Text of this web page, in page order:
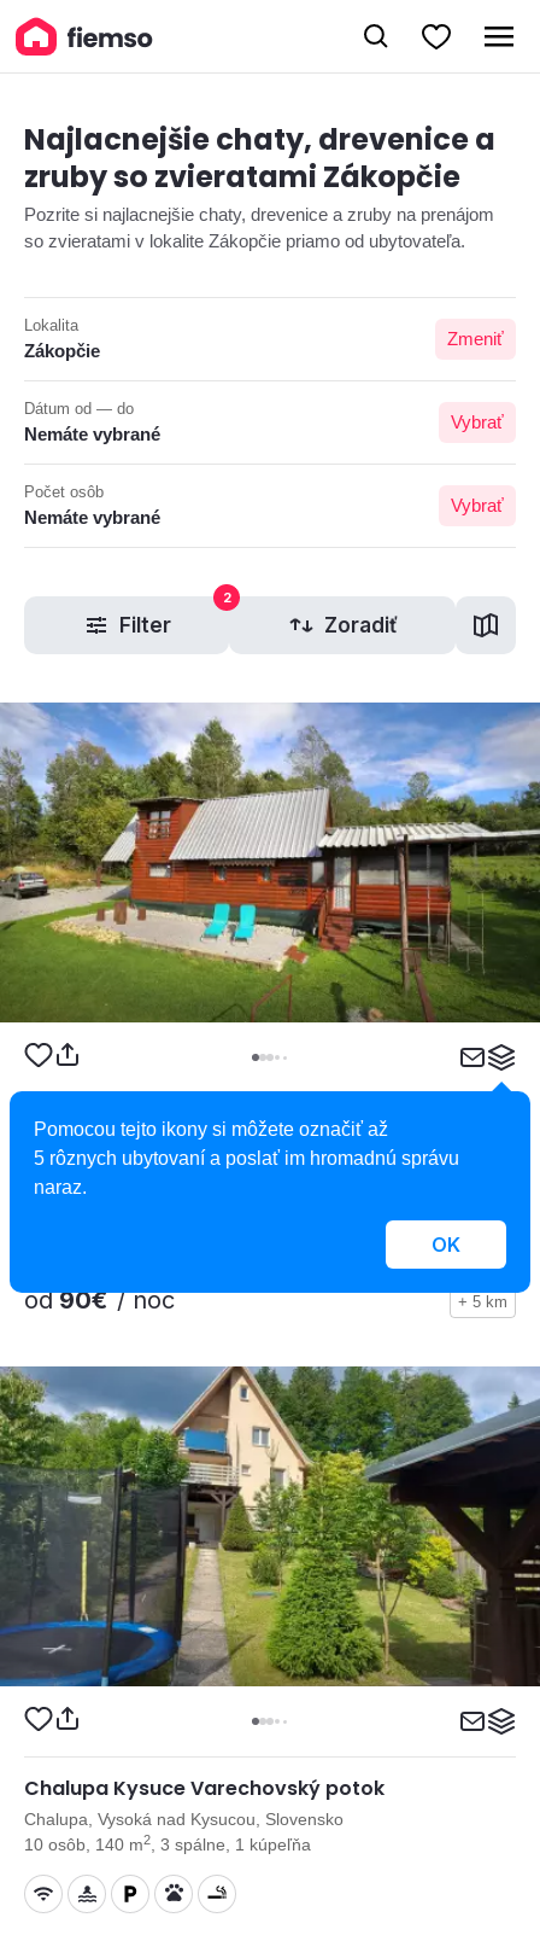
Najlacnejšie chaty, drevenice a
zruby so zvieratami Zákopčie
Pozrite si najlacnejšie chaty, drevenice a zruby na prenájom
so zvieratami v lokalite Zákopčie priamo od ubytovateľa.
Lokalita
Zákopčie
Zmeniť
Dátum od — do
Nemáte vybrané
Vybrať
Počet osôb
Nemáte vybrané
Vybrať
Filter
2
Zoradiť
Chatka víkend - Kysuce
Chata, Dlhá nad Kysucou, Slovensko
8 osôb, 800 m
od90€ / noc + 5 km
Chalupa Kysuce Varechovský potok
Chalupa, Vysoká nad Kysucou, Slovensko
10 osôb, 140 m2 , 3 spálne, 1 kúpeľňa
Pomocou tejto ikony si môžete označiť až
5 rôznych ubytovaní a poslať im hromadnú správu
naraz.
OK